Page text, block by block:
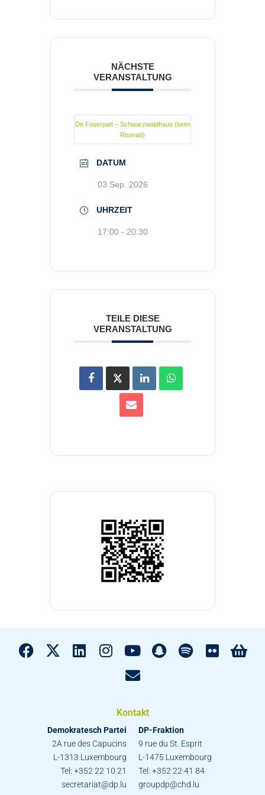
NÄCHSTE
VERANSTALTUNG
De Fouerpatt – Schwarzwaldhaus (beim
Riserad)
DATUM
03 Sep. 2026
UHRZEIT
17:00 - 20:30
TEILE DIESE
VERANSTALTUNG
Kontakt
Demokratesch Partei
2A rue des Capucins
L-1313 Luxembourg
Tel: +352 22 10 21
secretariat@dp.lu
DP-Fraktion
9 rue du St. Esprit
L-1475 Luxembourg
Tel: +352 22 41 84
groupdp@chd.lu